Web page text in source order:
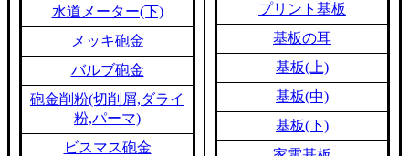
水道メーター(下)
メッキ砲金
バルブ砲金
砲金削粉(切削屑,ダライ
粉,パーマ)
ビスマス砲金
プリント基板
基板の耳
基板(上)
基板(中)
基板(下)